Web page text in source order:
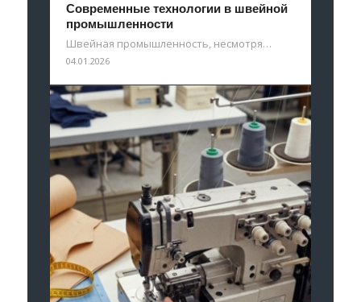
Современные технологии в швейной
промышленности
Швейная промышленность, несмотря…
04.01.2026